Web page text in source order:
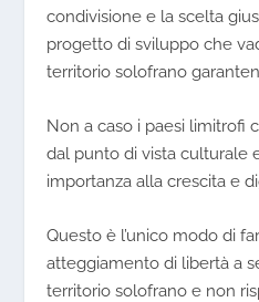
condivisione e la scelta
progetto di sviluppo che
territorio solofrano
Non a caso i paesi limitrofi
dal punto di vista culturale
importanza alla crescita e
Questo è l’unico modo di
atteggiamento di libertà a
territorio solofrano e non